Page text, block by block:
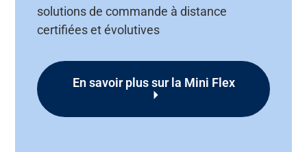
solutions de commande à distance
certifiées et évolutives
En savoir plus sur la Mini Flex